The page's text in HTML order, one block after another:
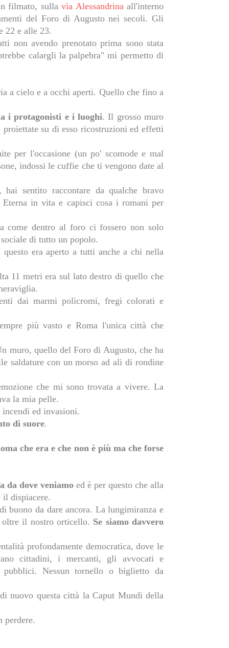
filmato, sullavia Alessandrina all'interno
del Foro di Augusto nei secoli. Gli
22 e alle 23.
non avendo prenotato prima sono stata
calargli la palpebra" mi permetto di
a cielo e a occhi aperti. Quello che fino a
i protagonisti e i luoghi. Il grosso muro
su di esso ricostruzioni ed effetti
per l'occasione (un po' scomode e mal
indossi le cuffie che ti vengono date al
sentito raccontare da qualche bravo
in vita e capisci cosa i romani per
dentro al foro ci fossero non solo
di tutto un popolo.
era aperto a tutti anche a chi nella
11 metri era sul lato destro di quello che
dai marmi policromi, fregi colorati e
più vasto e Roma l'unica città che
muro, quello del Foro di Augusto, che ha
saldature con un morso ad ali di rondine
che mi sono trovata a vivere. La
la mia pelle.
ed invasioni.
di suore.
che era e che non è più ma che forse
da dove veniamo ed è per questo che alla
dispiacere.
buono da dare ancora. La lungimiranza e
il nostro orticello. Se siamo davvero
profondamente democratica, dove le
cittadini, i mercanti, gli avvocati e
pubblici. Nessun tornello o biglietto da
nuovo questa città la Caput Mundi della
perdere.